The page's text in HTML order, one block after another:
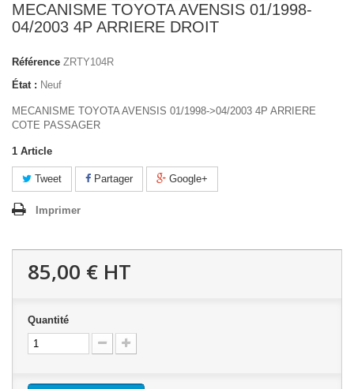
MECANISME TOYOTA AVENSIS 01/1998-
04/2003 4P ARRIERE DROIT
Référence ZRTY104R
État : Neuf
MECANISME TOYOTA AVENSIS 01/1998->04/2003 4P ARRIERE
COTE PASSAGER
1 Article
Tweet Partager Google+
Imprimer
85,00 € HT
Quantité